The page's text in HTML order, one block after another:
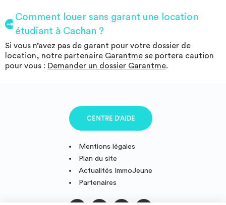
Comment louer sans garant une location
étudiant à Cachan ?
Si vous n’avez pas de garant pour votre dossier de
location, notre partenaire Garantme se portera caution
pour vous : Demander un dossier Garantme.
Mentions légales
Plan du site
Actualités ImmoJeune
Partenaires
CENTRE D'AIDE